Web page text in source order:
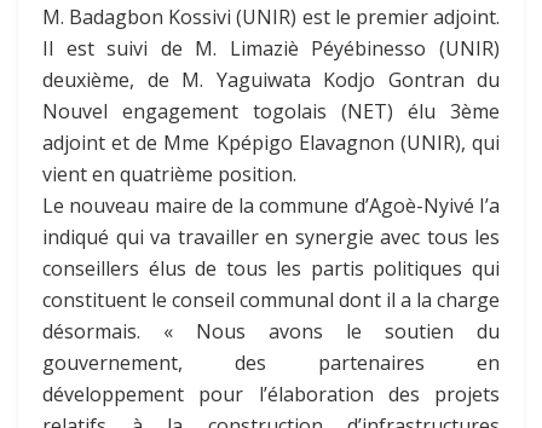
M. Badagbon Kossivi (UNIR) est le premier adjoint.
Il est suivi de M. Limaziè Péyébinesso (UNIR)
deuxième, de M. Yaguiwata Kodjo Gontran du
Nouvel engagement togolais (NET) élu 3ème
adjoint et de Mme Kpépigo Elavagnon (UNIR), qui
vient en quatrième position.
Le nouveau maire de la commune d’Agoè-Nyivé I’a
indiqué qui va travailler en synergie avec tous les
conseillers élus de tous les partis politiques qui
constituent le conseil communal dont il a la charge
désormais. « Nous avons le soutien du
gouvernement, des partenaires en
développement pour l’élaboration des projets